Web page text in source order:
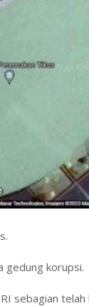
gedung korupsi.
sebagian telah